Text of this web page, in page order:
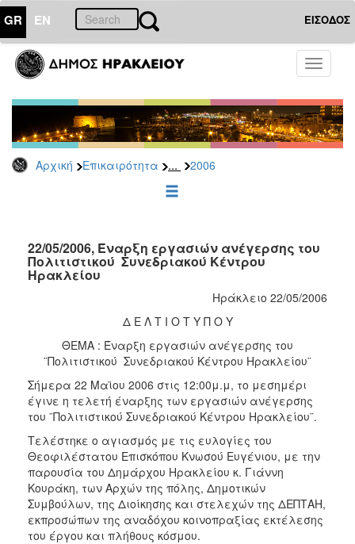
GR EN ΕΙΣΟΔΟΣ
Toggle
Αρχική Επικαιρότητα ... 2006
ΕΠΙΚΑΙΡΟΤΗΤΑ
Τύπου
Αρχείο
2026
2025
2022
2021
2018
2017
2016
2015
2013
2012
2011
2010
2006
22/05/2006, Έναρξη εργασιών ανέγερσης του
Πολιτιστικού  Συνεδριακού Κέντρου
Ηρακλείου
Ηράκλειο 22/05/2006
Δ Ε Λ Τ Ι Ο Τ Υ Π Ο Υ
ΘΕΜΑ : Έναρξη εργασιών ανέγερσης του
¨Πολιτιστικού  Συνεδριακού Κέντρου Ηρακλείου¨
Σήμερα 22 Μαϊου 2006 στις 12:00μ.μ, το μεσημέρι
έγινε η τελετή έναρξης των εργασιών ανέγερσης
του ¨Πολιτιστικού Συνεδριακού Κέντρου Ηρακλείου¨.
Τελέστηκε ο αγιασμός με τις ευλογίες του
Θεοφιλέστατου Επισκόπου Κνωσού Ευγένιου, με την
παρουσία του Δημάρχου Ηρακλείου κ. Γιάννη
Κουράκη, των Αρχών της πόλης, Δημοτικών
Συμβούλων, της Διοίκησης και στελεχών της ΔΕΠΤΑΗ,
εκπροσώπων της αναδόχου κοινοπραξίας εκτέλεσης
του έργου και πλήθους κόσμου.